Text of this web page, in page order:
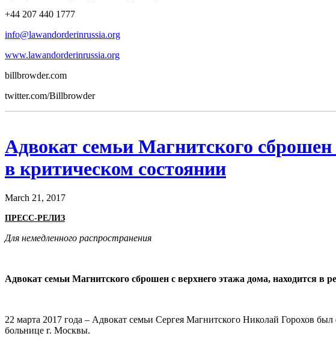
+44 207 440 1777
info@lawandorderinrussia.org
www.lawandorderinrussia.org
billbrowder.com
twitter.com/Billbrowder
Адвокат семьи Магнитского
в критическом состоянии
March 21, 2017
ПРЕСС-РЕЛИЗ
Для немедленного распространения
Адвокат семьи Магнитского сброшен с верхнего этажа дома, находится в
22 марта 2017 года – Адвокат семьи Сергея Магнитского Николай Горохов
больнице г. Москвы.